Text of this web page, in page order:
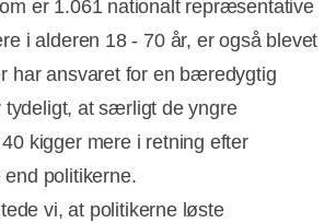
er 1.061 nationalt repræsentative
i alderen 18 - 70 år, er også blevet
har ansvaret for en bæredygtig
tydeligt, at særligt de yngre
kigger mere i retning efter
politikerne.
vi, at politikerne løste